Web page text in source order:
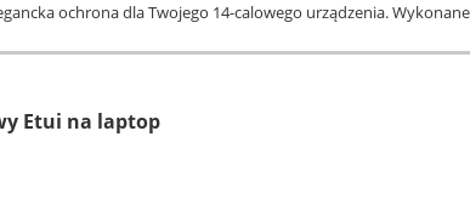
ochrona dla Twojego 14-calowego urządzenia.
Etui na laptop